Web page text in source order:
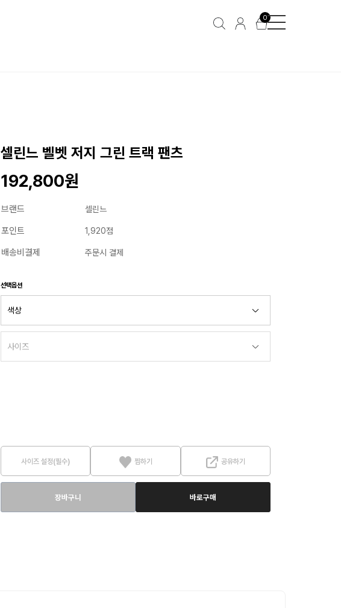
0
셀린느 벨벳 저지 그린 트랙 팬츠
192,800원
브랜드 셀린느
포인트 1,920점
배송비결제 주문시 결제
선택옵션
사이즈 설정(필수) 찜하기 공유하기
장바구니 바로구매